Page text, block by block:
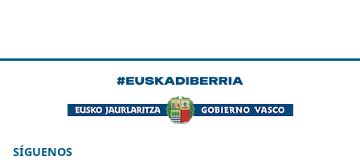
SÍGUENOS